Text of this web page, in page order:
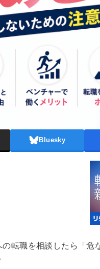
Bluesky
転職を相談したら「危